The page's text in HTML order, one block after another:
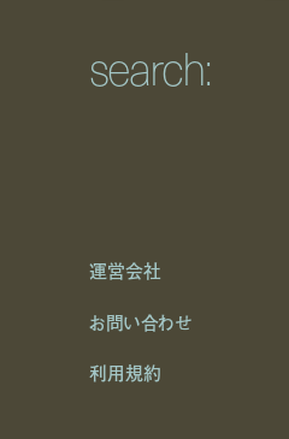
search:
運営会社
お問い合わせ
利用規約